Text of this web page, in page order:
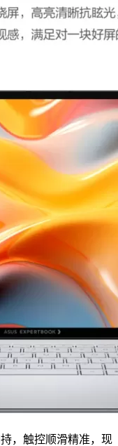
，触控顺滑精准，现